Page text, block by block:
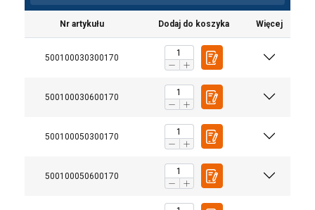
Nr artykułu Dodaj do koszyka Więcej
500100030300170
500100030600170
500100050300170
500100050600170